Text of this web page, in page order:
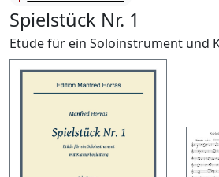
Spielstück Nr. 1
Etüde für ein Soloinstrument und